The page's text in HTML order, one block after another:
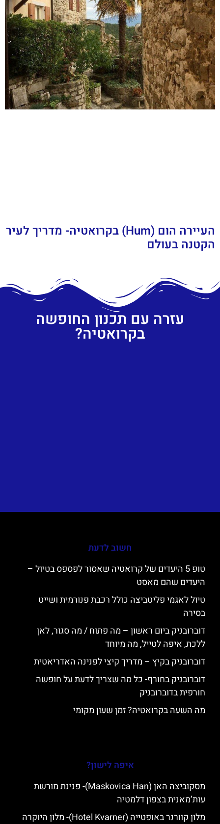
העיירה הום (Hum) בקרואטיה- מדריך לעיר
הקטנה בעולם
עזרה עם תכנון החופשה
בקרואטיה?
חשוב לדעת
טופ 5 היעדים של קרואטיה שאסור לפספס בטיול –
היעדים שהם מאסט
טיול לאגמי פליטביצה כולל רכבת פנורמית ושייט
בסירה
דוברובניק ביום ראשון – מה פתוח / מה סגור, לאן
ללכת, איפה לטייל, מה מיוחד
דוברובניק בקיץ – מדריך קיצי לפנינה האדריאטית
דוברובניק בחורף- כל מה שצריך לדעת על חופשה
חורפית בדוברובניק
מה השעה בקרואטיה? זמן שעון מקומי
איפה לישון?
מסקוביצה האן (Maskovica Han)- פנינת מורשת
עות’מאנית בצפון דלמטיה
מלון קוורנר באופטייה (Hotel Kvarner)- מלון היוקרה